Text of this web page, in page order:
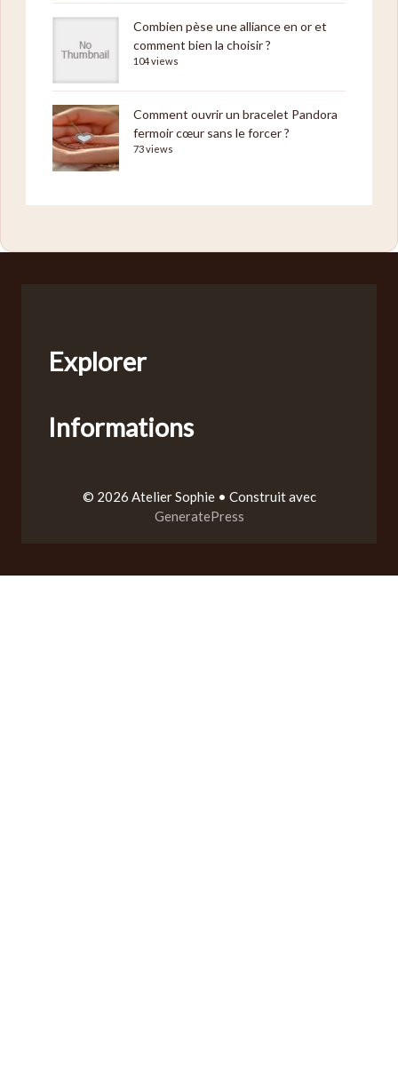
Combien pèse une alliance en or et
comment bien la choisir ?
104 views
Comment ouvrir un bracelet Pandora
fermoir cœur sans le forcer ?
73 views
Explorer
Informations
© 2026 Atelier Sophie• Construit avec
GeneratePress